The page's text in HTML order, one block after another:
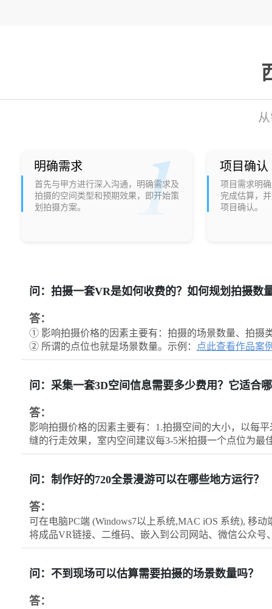
明确需求
首先与甲方进行深入沟通，明确需求及
拍摄的空间类型和预期效果，即开始策
划拍摄方案。
项目确认
项目需求明
完成估算，
项目确认。
问：拍摄一套VR是如何收费的？如何规划拍摄数
答：
① 影响拍摄价格的因素主要有：拍摄的场景数量、拍摄
② 所谓的点位也就是场景数量。示例：
点此查看作品案
问：采集一套3D空间信息需要多少费用？它适合
答：
影响拍摄价格的因素主要有：1.拍摄空间的大小，以每
缝的行走效果，室内空间建议每3-5米拍摄一个点位为最
问：制作好的720全景漫游可以在哪些地方运行？
答：
可在电脑PC端 (Windows7以上系统,MAC iOS 系统), 移
将成品VR链接、二维码、嵌入到公司网站、微信公众号
问：不到现场可以估算需要拍摄的场景数量吗？
答：